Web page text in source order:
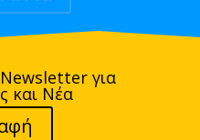
για
και Νέα